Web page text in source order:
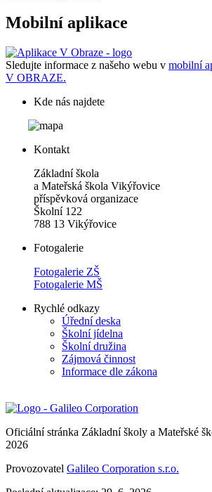
Mobilní aplikace
Sledujte informace z našeho webu v mobilní
V OBRAZE.
Kde nás najdete
Kontakt
Základní škola
a Mateřská škola Vikýřovice
příspěvková organizace
Školní 122
788 13 Vikýřovice
Fotogalerie
Fotogalerie ZŠ
Fotogalerie MŠ
Rychlé odkazy
Úřední deska
Školní jídelna
Školní družina
Zájmová činnost
Informace dle zákona
Oficiální stránka Základní školy a Mateřské
2026
Provozovatel Galileo Corporation s.r.o.